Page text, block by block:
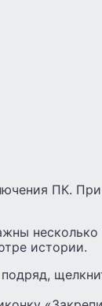
ПК.
истории.